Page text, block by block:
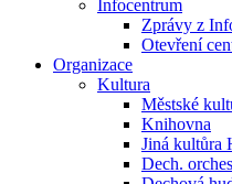
Infocentrum
Zprávy z
Otevření
Organizace
Kultura
Městské
Knihovna
Jiná kultůra
Dech.